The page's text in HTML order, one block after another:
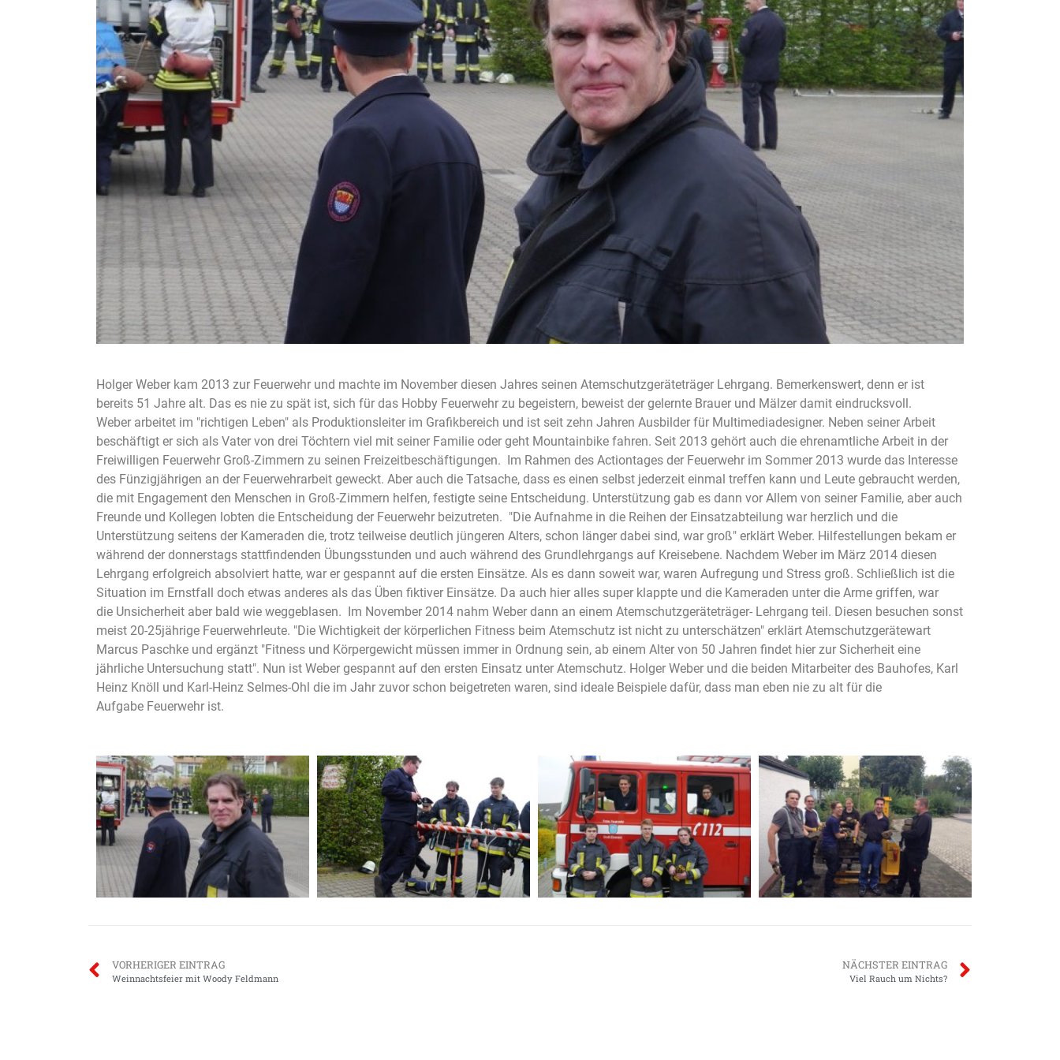
Holger Weber kam 2013 zur Feuerwehr und machte im November diesen Jahres seinen Atemschutzgeräteträger Lehrgang. Bemerkenswert, denn er ist
bereits 51 Jahre alt. Das es nie zu spät ist, sich für das Hobby Feuerwehr zu begeistern, beweist der gelernte Brauer und Mälzer damit eindrucksvoll.
Weber arbeitet im "richtigen Leben" als Produktionsleiter im Grafikbereich und ist seit zehn Jahren Ausbilder für Multimediadesigner. Neben seiner Arbeit
beschäftigt er sich als Vater von drei Töchtern viel mit seiner Familie oder geht Mountainbike fahren. Seit 2013 gehört auch die ehrenamtliche Arbeit in der
Freiwilligen Feuerwehr Groß-Zimmern zu seinen Freizeitbeschäftigungen. Im Rahmen des Actiontages der Feuerwehr im Sommer 2013 wurde das Interesse
des Fünzigjährigen an der Feuerwehrarbeit geweckt. Aber auch die Tatsache, dass es einen selbst jederzeit einmal treffen kann und Leute gebraucht werden,
die mit Engagement den Menschen in Groß-Zimmern helfen, festigte seine Entscheidung. Unterstützung gab es dann vor Allem von seiner Familie, aber auch
Freunde und Kollegen lobten die Entscheidung der Feuerwehr beizutreten. "Die Aufnahme in die Reihen der Einsatzabteilung war herzlich und die
Unterstützung seitens der Kameraden die, trotz teilweise deutlich jüngeren Alters, schon länger dabei sind, war groß" erklärt Weber. Hilfestellungen bekam er
während der donnerstags stattfindenden Übungsstunden und auch während des Grundlehrgangs auf Kreisebene. Nachdem Weber im März 2014 diesen
Lehrgang erfolgreich absolviert hatte, war er gespannt auf die ersten Einsätze. Als es dann soweit war, waren Aufregung und Stress groß. Schließlich ist die
Situation im Ernstfall doch etwas anderes als das Üben fiktiver Einsätze. Da auch hier alles super klappte und die Kameraden unter die Arme griffen, war
die Unsicherheit aber bald wie weggeblasen. Im November 2014 nahm Weber dann an einem Atemschutzgeräteträger- Lehrgang teil. Diesen besuchen sonst
meist 20-25jährige Feuerwehrleute. "Die Wichtigkeit der körperlichen Fitness beim Atemschutz ist nicht zu unterschätzen" erklärt Atemschutzgerätewart
Marcus Paschke und ergänzt "Fitness und Körpergewicht müssen immer in Ordnung sein, ab einem Alter von 50 Jahren findet hier zur Sicherheit eine
jährliche Untersuchung statt". Nun ist Weber gespannt auf den ersten Einsatz unter Atemschutz. Holger Weber und die beiden Mitarbeiter des Bauhofes, Karl
Heinz Knöll und Karl-Heinz Selmes-Ohl die im Jahr zuvor schon beigetreten waren, sind ideale Beispiele dafür, dass man eben nie zu alt für die
Aufgabe Feuerwehr ist.
VORHERIGER EINTRAG
Weinnachtsfeier mit Woody Feldmann
NÄCHSTER EINTRAG
Viel Rauch um Nichts?